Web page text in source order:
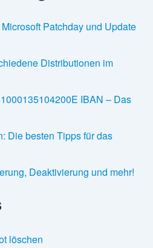
Patchday und Update
Distributionen im
IBAN – Das
Die besten Tipps für das
Deaktivierung und mehr!
löschen